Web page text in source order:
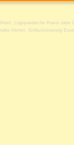
, Logopaedische Praxis nahe
Herten , Schluckstoerung